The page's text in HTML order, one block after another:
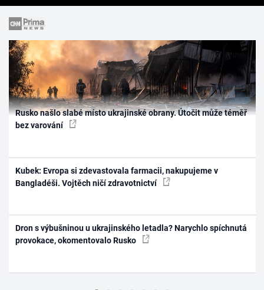
Rusko našlo slabé místo ukrajinské obrany. Útočit může téměř
bez varování
Kubek: Evropa si zdevastovala farmacii, nakupujeme v
Bangladéši. Vojtěch ničí zdravotnictví
Dron s výbušninou u ukrajinského letadla? Narychlo spíchnutá
provokace, okomentovalo Rusko